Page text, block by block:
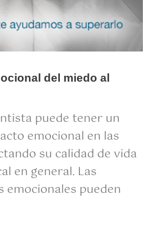
del miedo al
puede tener un
emocional en las
su calidad de vida
en general. Las
emocionales pueden